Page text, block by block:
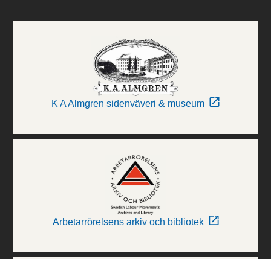
K A Almgren sidenväveri & museum
Arbetarrörelsens arkiv och bibliotek